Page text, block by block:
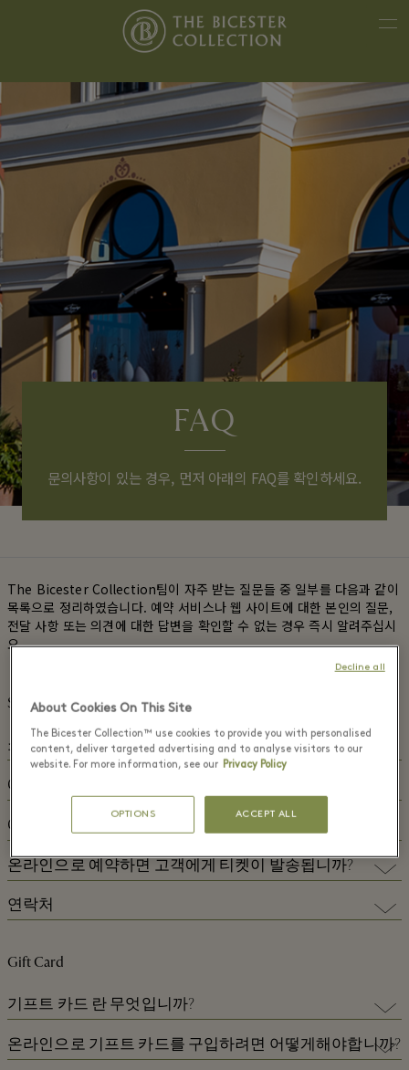
FAQ
문의사항이 있는 경우, 먼저 아래의 FAQ를 확인하세요.
The Bicester Collection팀이 자주 받는 질문들 중 일부를 다음과 같이
목록으로 정리하였습니다. 예약 서비스나 웹 사이트에 대한 본인의 질문,
전달 사항 또는 의견에 대한 답변을 확인할 수 없는 경우 즉시 알려주십시
오.
Shopping Express™
쇼핑 익스프레스 티켓은 어떻게 예약합니까?
티켓은 다음 온라인 주소에서 예약할 수 있습니다.
https://www.thebicestervillageshoppingcollection.com/e-
commerce/ko/kv/shopping-express
예약을 취소하려면 어떻게 합니까?
온라인으로 티켓을 예약하였으나 예약 내용을 취소하고자 하는 경우
이 페이지 위에 HOME 탭을 선택한 뒤 나의 예약 관리를을 클릭하십시
오.
고객님의 이메일 주소와 예약 번호를 입력하셔야 합니다.
현지에서 직접 티켓을 예약한 경우에는 온라인으로 취소할 수 없습니
예약을 수정하려면 어떻게 합니까?
온라인으로 티켓을 예약한 후 예약 내용을 변경하고자 하는 경우 이 페
이지 위에 HOME 탭을 선택한 뒤 나의 예약 관리를을 클릭하십시오.
고객님의 이메일 주소와 예약 번호를 입력하셔야 합니다.number.
니다.
온라인으로 예약하면 고객에게 티켓이 발송됩니까?
고객의 예약 확인 내용이 예약 번호와 함께 이메일로 발송됩니다. 이것
을 "쇼핑 익스프레스 티켓"으로 사용할 수 있으므로, 출발 지점에서 제
예약 내용, 구입한 티켓 매수, 예약 번호 등을 확인하는 SMS 문자 메시
연락처
경우 즉시 알려주십시오. 당사는 서비스 품질을 향상시키기 위해 끊임
고객 서비스팀에 SE@TheBicesterVillageShoppingCollection.com으로
이메일을 보낼 수 있습니다. 2일 이내에 답변해 드립니다. 하지만 예약
을 완료하는 데 문제가 발생할 경우 4시간 이내에 연락드리겠습니다.
Gift Card
기프트 카드 란 무엇입니까?
The Village Collection의 참여 부티크에서 사용할 수있는 선불 기프트
카드입니다.
온라인으로 기프트 카드를 구입하려면 어떻게해야합니까?
About Cookies On This Site
The Bicester Collection™ use cookies to provide you with personalised
content, deliver targeted advertising and to analyse visitors to our
website. For more information, see our Privacy Policy
OPTIONS ACCEPT ALL
Decline all